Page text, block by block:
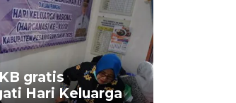
gratis
Hari Keluarga